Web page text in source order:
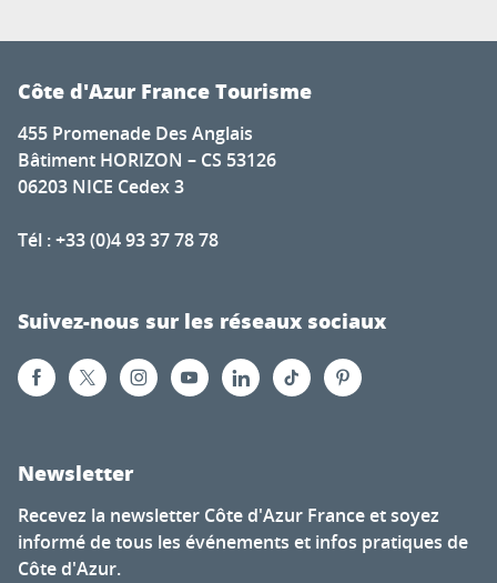
Côte d'Azur France Tourisme
455 Promenade Des Anglais
Bâtiment HORIZON – CS 53126
06203 NICE Cedex 3
Tél : +33 (0)4 93 37 78 78
Suivez-nous sur les réseaux sociaux
Newsletter
Recevez la newsletter Côte d'Azur France et soyez
informé de tous les événements et infos pratiques de
Côte d'Azur.